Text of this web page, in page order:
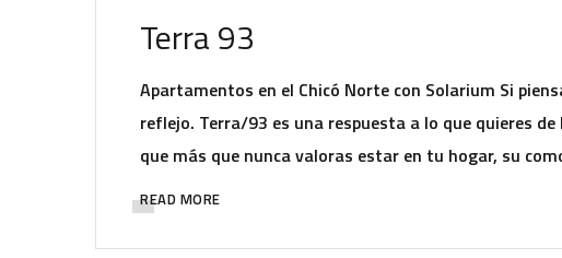
Terra 93
Apartamentos en el Chicó Norte con Solarium Si
reflejo. Terra/93 es una respuesta a lo que quieres
que más que nunca valoras estar en tu hogar, su
READ MORE